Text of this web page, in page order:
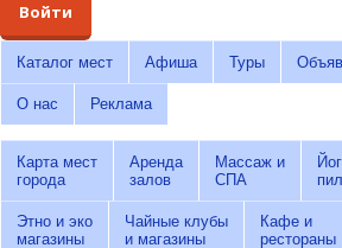
Войти
Каталог мест Афиша Туры
О нас Реклама
Карта мест
города
Аренда
залов
Массаж и
СПА
Этно и эко
магазины
Чайные клубы
и магазины
Кафе и
рестораны